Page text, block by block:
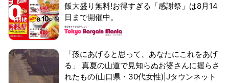
飯大盛り無料!お得すぎる「感謝祭」は8月14
日まで開催中。
「孫にあげると思って、あなたにこれをあげ
る」 真夏の山道で見知らぬお婆さんに握らさ
れたもの(山口県・30代女性)|Jタウンネット